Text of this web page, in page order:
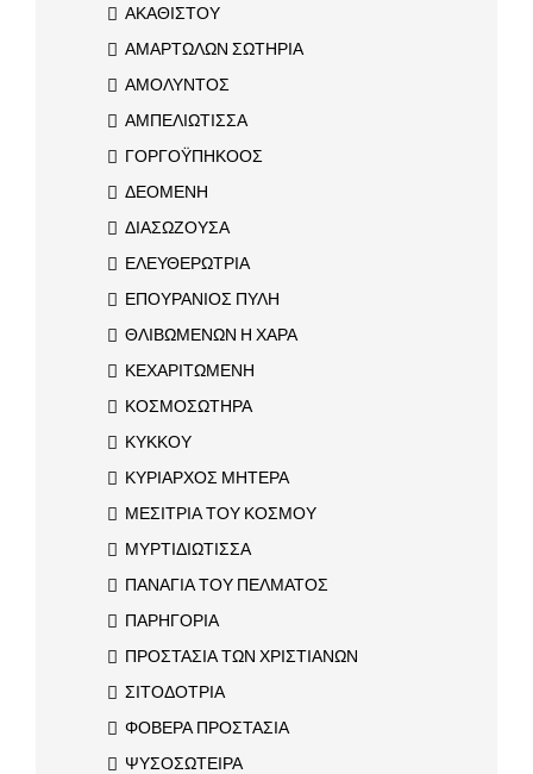
ΑΚΑΘΙΣΤΟΥ
ΑΜΑΡΤΩΛΩΝ ΣΩΤΗΡΙΑ
ΑΜΟΛΥΝΤΟΣ
ΑΜΠΕΛΙΩΤΙΣΣΑ
ΓΟΡΓΟΫΠΗΚΟΟΣ
ΔΕΟΜΕΝΗ
ΔΙΑΣΩΖΟΥΣΑ
ΕΛΕΥΘΕΡΩΤΡΙΑ
ΕΠΟΥΡΑΝΙΟΣ ΠΥΛΗ
ΘΛΙΒΩΜΕΝΩΝ Η ΧΑΡΑ
ΚΕΧΑΡΙΤΩΜΕΝΗ
ΚΟΣΜΟΣΩΤΗΡΑ
ΚΥΚΚΟΥ
ΚΥΡΙΑΡΧΟΣ ΜΗΤΕΡΑ
ΜΕΣΙΤΡΙΑ ΤΟΥ ΚΟΣΜΟΥ
ΜΥΡΤΙΔΙΩΤΙΣΣΑ
ΠΑΝΑΓΙΑ ΤΟΥ ΠΕΛΜΑΤΟΣ
ΠΑΡΗΓΟΡΙΑ
ΠΡΟΣΤΑΣΙΑ ΤΩΝ ΧΡΙΣΤΙΑΝΩΝ
ΣΙΤΟΔΟΤΡΙΑ
ΦΟΒΕΡΑ ΠΡΟΣΤΑΣΙΑ
ΨΥΣΟΣΩΤΕΙΡΑ